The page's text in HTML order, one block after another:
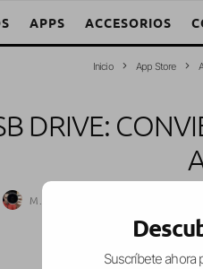
APPS ACCESORIOS
Inicio App Store
DRIVE:
M. Alejandro W. García Fuentes
Suscríbete ahora